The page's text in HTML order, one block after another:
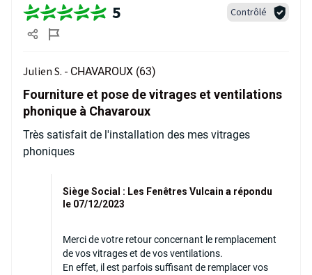
5 Contrôlé
Julien S. - CHAVAROUX (63)
Fourniture et pose de vitrages et ventilations
phonique à Chavaroux
Très satisfait de l'installation des mes vitrages
phoniques
Siège Social : Les Fenêtres Vulcain a répondu
le 07/12/2023
Merci de votre retour concernant le remplacement
de vos vitrages et de vos ventilations.
En effet, il est parfois suffisant de remplacer vos